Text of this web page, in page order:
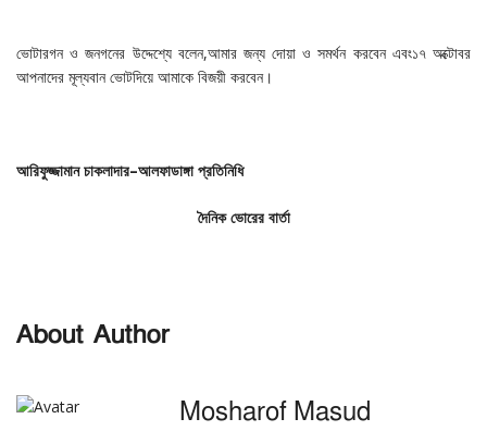
ভোটারগন ও জনগনের উদ্দেশ্যে বলেন,আমার জন্য দোয়া ও সমর্থন করবেন এবং১৭ অক্টোবর
আপনাদের মূল্যবান ভোটদিয়ে আমাকে বিজয়ী করবেন।
আরিফুজ্জামান চাকলাদার–আলফাডাঙ্গা প্রতিনিধি
দৈনিক ভোরের বার্তা
About Author
Mosharof Masud